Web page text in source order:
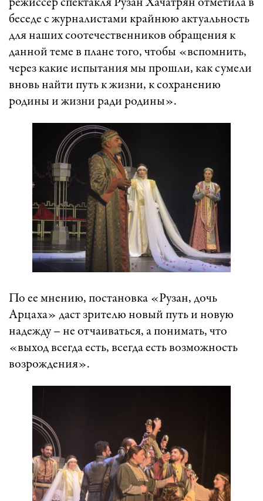
режиссер спектакля Рузан Хачатрян отметила в
беседе с журналистами крайнюю актуальность
для наших соотечественников обращения к
данной теме в плане того, чтобы «вспомнить,
через какие испытания мы прошли, как сумели
вновь найти путь к жизни, к сохранению
родины и жизни ради родины».
По ее мнению, постановка «Рузан, дочь
Арцаха» даст зрителю новый путь и новую
надежду – не отчаиваться, а понимать, что
«выход всегда есть, всегда есть возможность
возрождения».